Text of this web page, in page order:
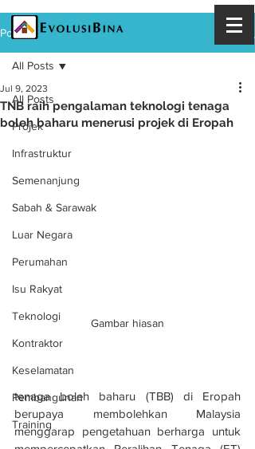
Post
All Posts
Projek
Infrastruktur
Semenanjung
Sabah & Sarawak
Luar Negara
Perumahan
Isu Rakyat
Teknologi
Kontraktor
Keselamatan
Pembangunan
Training
All Posts
TNB raih pengalaman teknologi tenaga
boleh baharu menerusi projek di Eropah
Jul 9, 2023
Gambar hiasan
tenaga boleh baharu (TBB) di Eropah
berupaya membolehkan Malaysia
menggarap pengetahuan berharga untuk